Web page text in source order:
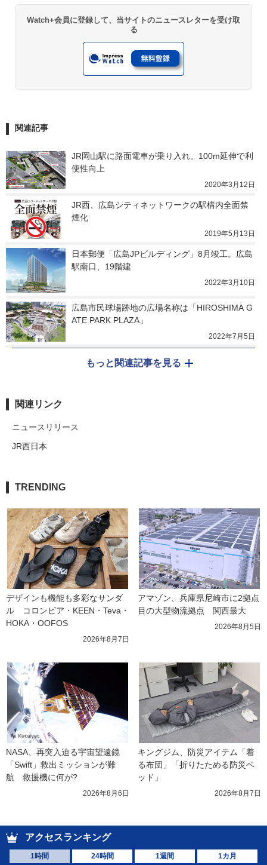
Watch+会員に登録して、当サイトのニュースレターを受け取
る
関連記事
JR岡山駅に路面電車が乗り入れ。100m延伸で利
便性向上
2020年3月12日
JR西、広島シティネットワークの駅構内全面禁
煙化
2019年5月13日
日本郵便「広島JPビルディング」8月竣工。広島
駅南口、19階建
2022年3月10日
広島市民球場跡地の広場名称は「HIROSHIMA G
ATE PARK PLAZA」
2022年7月5日
もっと関連記事を見る
関連リンク
ニュースリリース
JR西日本
TRENDING
デザインも機能も多彩なサンダ
ル　コロンビア・KEEN・Teva・
HOKA・OOFOS
2026年8月7日
アマゾン、兵庫県尼崎市に2拠点
目の大型物流拠点　関西最大
2026年8月5日
NASA、再突入迫る宇宙望遠鏡
「Swift」救出ミッションが難
航　救援機に何が?
2026年8月6日
キングジム、防災アイテム「着
る布団」「折りたためる防災ベ
ッド」
2026年8月7日
アクセスランキング
1時間 24時間 1週間 1カ月